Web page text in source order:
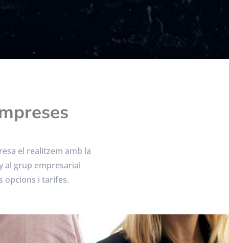
el realitzem amb la
al grup empresarial
opcions i tarifes.